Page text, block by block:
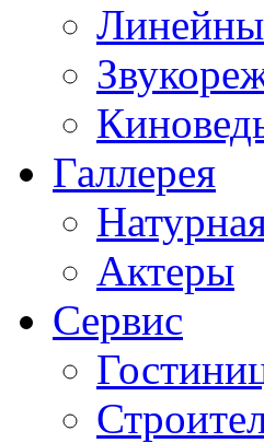
Галлерея
Актеры
Сервис